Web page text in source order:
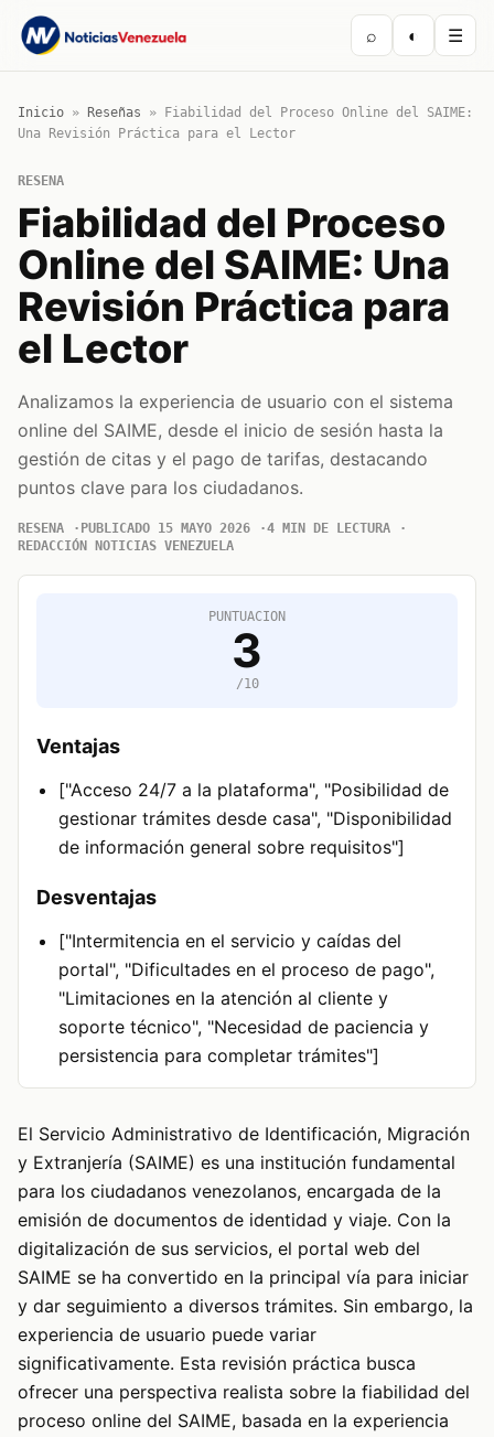
⌕ ◐ ☰
Inicio » Reseñas »
Fiabilidad del Proceso Online del SAIME:
Una Revisión Práctica para el Lector
RESENA
Fiabilidad del Proceso
Online del SAIME: Una
Revisión Práctica para
el Lector
Analizamos la experiencia de usuario con el sistema
online del SAIME, desde el inicio de sesión hasta la
gestión de citas y el pago de tarifas, destacando
puntos clave para los ciudadanos.
RESENA PUBLICADO 15 MAYO 2026
4 MIN DE LECTURA
REDACCIÓN NOTICIAS VENEZUELA
PUNTUACION
3
/10
Ventajas
["Acceso 24/7 a la plataforma", "Posibilidad de
gestionar trámites desde casa", "Disponibilidad
de información general sobre requisitos"]
Desventajas
["Intermitencia en el servicio y caídas del
portal", "Dificultades en el proceso de pago",
"Limitaciones en la atención al cliente y
soporte técnico", "Necesidad de paciencia y
persistencia para completar trámites"]
El Servicio Administrativo de Identificación, Migración
y Extranjería (SAIME) es una institución fundamental
para los ciudadanos venezolanos, encargada de la
emisión de documentos de identidad y viaje. Con la
digitalización de sus servicios, el portal web del
SAIME se ha convertido en la principal vía para iniciar
y dar seguimiento a diversos trámites. Sin embargo, la
experiencia de usuario puede variar
significativamente. Esta revisión práctica busca
ofrecer una perspectiva realista sobre la fiabilidad del
proceso online del SAIME, basada en la experiencia